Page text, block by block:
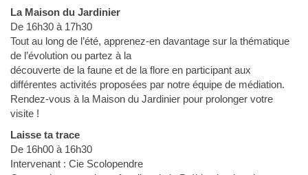
La Maison du Jardinier
De 16h30 à 17h30
Tout au long de l’été, apprenez-en davantage sur la thématique
de l’évolution ou partez à la
découverte de la faune et de la flore en participant aux
différentes activités proposées par notre équipe de médiation.
Rendez-vous à la Maison du Jardinier pour prolonger votre
visite !
Laisse ta trace
De 16h00 à 16h30
Intervenant : Cie Scolopendre